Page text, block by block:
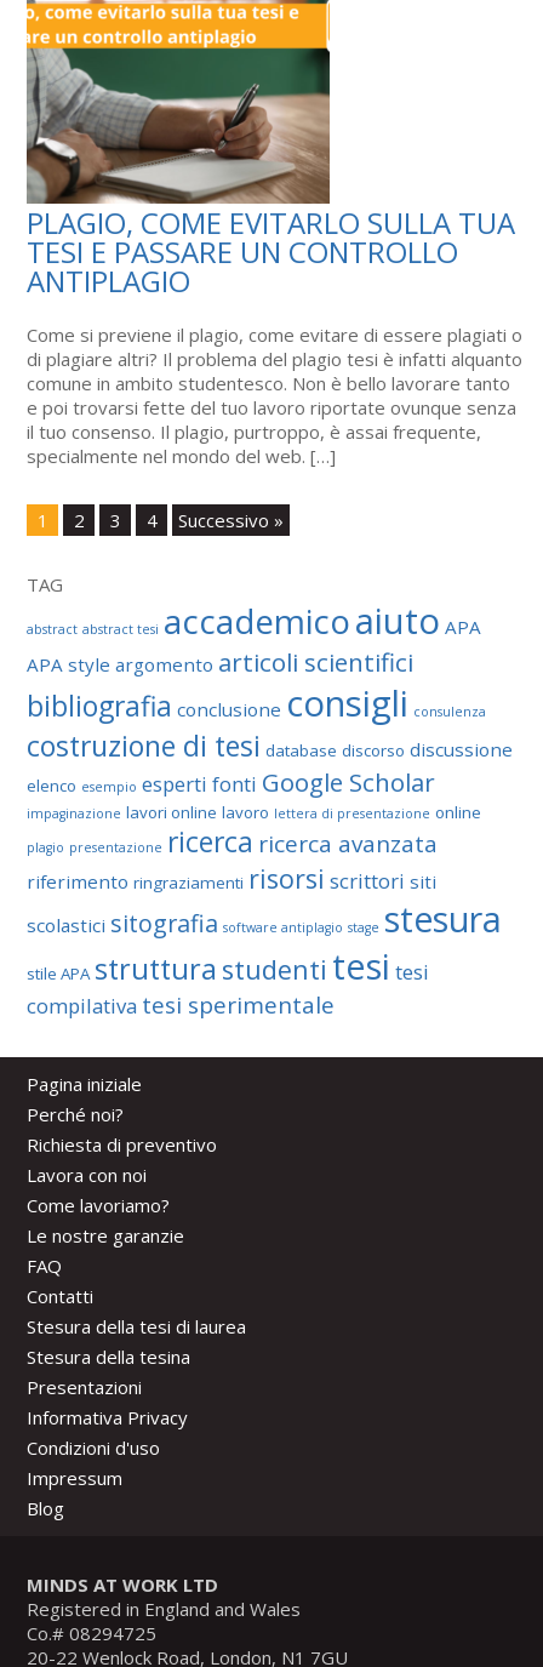
PLAGIO, COME EVITARLO SULLA TUA
TESI E PASSARE UN CONTROLLO
ANTIPLAGIO
Come si previene il plagio, come evitare di essere plagiati o
di plagiare altri? Il problema del plagio tesi è infatti alquanto
comune in ambito studentesco. Non è bello lavorare tanto
e poi trovarsi fette del tuo lavoro riportate ovunque senza
il tuo consenso. Il plagio, purtroppo, è assai frequente,
specialmente nel mondo del web. […]
1 2 3 4 Successivo »
TAG
abstract abstract tesi accademicoaiuto APA
APA style argomento articoli scientifici
bibliografia conclusione consigli consulenza
costruzione di tesi database discorso discussione
elenco esempio esperti fonti Google Scholar
impaginazione lavori online lavoro lettera di presentazione online
plagio presentazione ricerca ricerca avanzata
riferimento ringraziamenti risorsi scrittori siti
scolastici sitografia software antiplagio stage stesura
stile APA struttura studenti tesi tesi
compilativa tesi sperimentale
Pagina iniziale
Perché noi?
Richiesta di preventivo
Lavora con noi
Come lavoriamo?
Le nostre garanzie
FAQ
Contatti
Stesura della tesi di laurea
Stesura della tesina
Presentazioni
Informativa Privacy
Condizioni d'uso
Impressum
Blog
MINDS AT WORK LTD
Registered in England and Wales
Co.# 08294725
20-22 Wenlock Road, London, N1 7GU